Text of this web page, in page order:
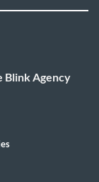
Blink Agency